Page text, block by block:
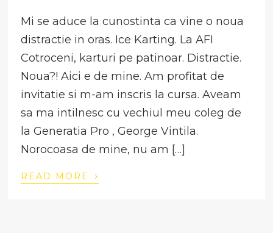
Mi se aduce la cunostinta ca vine o noua
distractie in oras. Ice Karting. La AFI
Cotroceni, karturi pe patinoar. Distractie.
Noua?! Aici e de mine. Am profitat de
invitatie si m-am inscris la cursa. Aveam
sa ma intilnesc cu vechiul meu coleg de
la Generatia Pro , George Vintila.
Norocoasa de mine, nu am […]
READ MORE ›